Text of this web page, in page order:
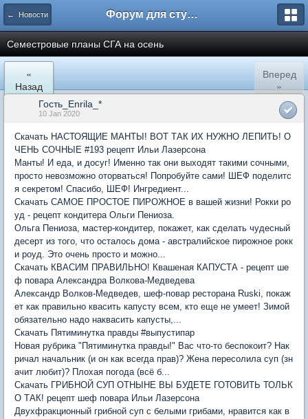
← Новости Форум для студента СГА
Семестровые планы СГА на осень
«
Назад
Вперед
»
Гость_Enrila_*
10 Jan 2020
Скачать НАСТОЯЩИЕ МАНТЫ! ВОТ ТАК ИХ НУЖНО ЛЕПИТЬ! О
ЧЕНЬ СОЧНЫЕ #193 рецепт Ильи Лазерсона
Манты! И еда, и досуг! Именно так они выходят такими сочными,
просто невозможно оторваться! Попробуйте сами! ШЕФ поделитс
я секретом! Спасибо, ШЕФ! Ингредиент...
Скачать САМОЕ ПРОСТОЕ ПИРОЖНОЕ в вашей жизни! Рокки ро
уд - рецепт кондитера Ольги Пениоза.
Ольга Пениоза, мастер-кондитер, покажет, как сделать чудесный
десерт из того, что осталось дома - австралийское пирожное рокк
и роуд. Это очень просто и можно...
Скачать КВАСИМ ПРАВИЛЬНО! Квашеная КАПУСТА - рецепт ше
ф повара Александра Волкова-Медведева
Александр Волков-Медведев, шеф-повар ресторана Ruski, покаж
ет как правильно квасить капусту всем, кто еще не умеет! Зимой
обязательно надо наквасить капусты,...
Скачать Пятиминутка правды #выпустипар
Новая рубрика "Пятиминутка правды!" Вас что-то беспокоит? Нак
ричал начальник (и он как всегда прав)? Жена пересолила суп (зн
ачит любит)? Плохая погода (всё б...
Скачать ГРИБНОЙ СУП ОТНЫНЕ ВЫ БУДЕТЕ ГОТОВИТЬ ТОЛЬК
О ТАК! рецепт шеф повара Ильи Лазерсона
Двухфракционный грибной суп с белыми грибами, нравится как в